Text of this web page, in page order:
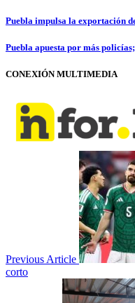
Puebla impulsa la exportación
Puebla apuesta por más
CONEXIÓN MULTIMEDIA
Previous Article
corto